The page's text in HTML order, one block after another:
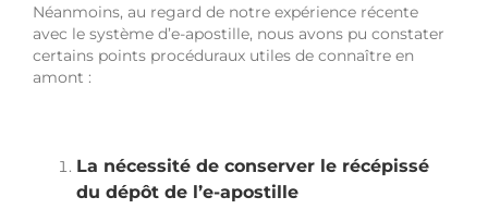
Néanmoins, au regard de notre expérience récente
avec le système d’e-apostille, nous avons pu constater
certains points procéduraux utiles de connaître en
amont :
La nécessité de conserver le récépissé
du dépôt de l’e-apostille